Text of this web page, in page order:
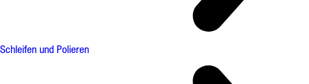
Schleifen und Polieren